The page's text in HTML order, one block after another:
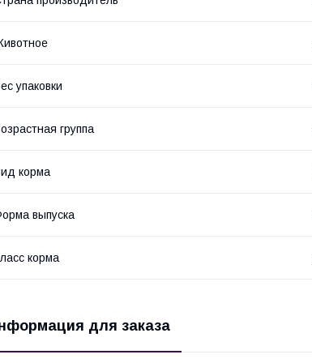
упаковки
группа
корма
выпуска
корма
для заказа